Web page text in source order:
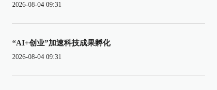
2026-08-04 09:31
“AI+创业”加速科技成果孵化
2026-08-04 09:31